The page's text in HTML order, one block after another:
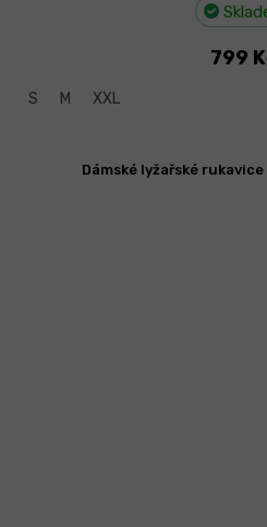
799
S M XXL
Dámské lyžařské